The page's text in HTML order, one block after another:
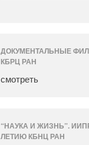
ДОКУМЕНТАЛЬНЫЕ
КБРЦ РАН
смотреть
“НАУКА И ЖИЗНЬ”.
ЛЕТИЮ КБНЦ РАН